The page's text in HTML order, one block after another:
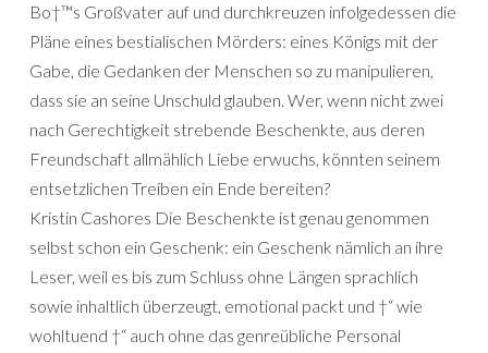
Bo†™s Großvater auf und durchkreuzen infolgedessen die
Pläne eines bestialischen Mörders: eines Königs mit der
Gabe, die Gedanken der Menschen so zu manipulieren,
dass sie an seine Unschuld glauben. Wer, wenn nicht zwei
nach Gerechtigkeit strebende Beschenkte, aus deren
Freundschaft allmählich Liebe erwuchs, könnten seinem
entsetzlichen Treiben ein Ende bereiten?
Kristin Cashores Die Beschenkte ist genau genommen
selbst schon ein Geschenk: ein Geschenk nämlich an ihre
Leser, weil es bis zum Schluss ohne Längen sprachlich
sowie inhaltlich überzeugt, emotional packt und †“ wie
wohltuend †“ auch ohne das genreübliche Personal